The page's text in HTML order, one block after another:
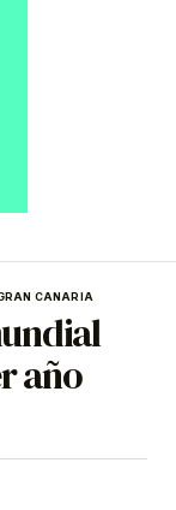
CANARIA
año